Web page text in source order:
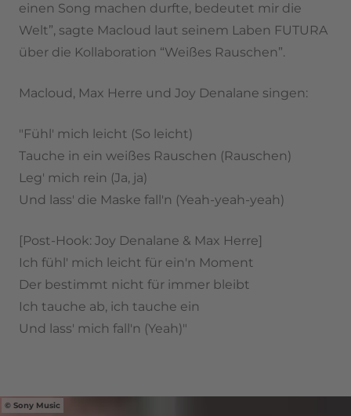
einen Song machen durfte, bedeutet mir die
Welt”, sagte Macloud laut seinem Laben FUTURA
über die Kollaboration “Weißes Rauschen”.
Macloud, Max Herre und Joy Denalane singen:
"Fühl' mich leicht (So leicht)
Tauche in ein weißes Rauschen (Rauschen)
Leg' mich rein (Ja, ja)
Und lass' die Maske fall'n (Yeah-yeah-yeah)
[Post-Hook: Joy Denalane & Max Herre]
Ich fühl' mich leicht für ein'n Moment
Der bestimmt nicht für immer bleibt
Ich tauche ab, ich tauche ein
Und lass' mich fall'n (Yeah)"
Sony Music